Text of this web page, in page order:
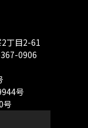
丁目2-61
0906
号
号